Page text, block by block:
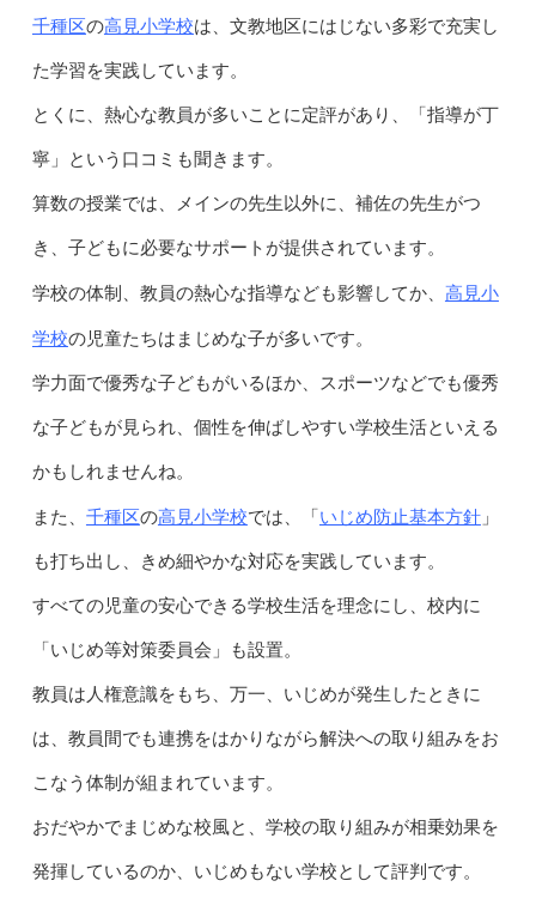
千種区の高見小学校は、文教地区にはじない多彩で充実し
た学習を実践しています。
とくに、熱心な教員が多いことに定評があり、「指導が丁
寧」という口コミも聞きます。
算数の授業では、メインの先生以外に、補佐の先生がつ
き、子どもに必要なサポートが提供されています。
学校の体制、教員の熱心な指導なども影響してか、 高見小
学校の児童たちはまじめな子が多いです。
学力面で優秀な子どもがいるほか、スポーツなどでも優秀
な子どもが見られ、個性を伸ばしやすい学校生活といえる
かもしれませんね。
また、 千種区の高見小学校では、「 いじめ防止基本方針」
も打ち出し、きめ細やかな対応を実践しています。
すべての児童の安心できる学校生活を理念にし、校内に
「いじめ等対策委員会」も設置。
教員は人権意識をもち、万一、いじめが発生したときに
は、教員間でも連携をはかりながら解決への取り組みをお
こなう体制が組まれています。
おだやかでまじめな校風と、学校の取り組みが相乗効果を
発揮しているのか、いじめもない学校として評判です。